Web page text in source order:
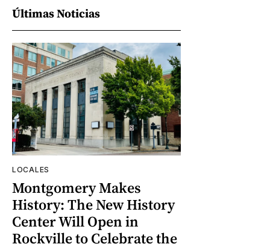
Últimas Noticias
LOCALES
Montgomery Makes
History: The New History
Center Will Open in
Rockville to Celebrate the